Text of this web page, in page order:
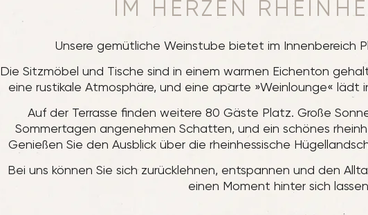
IM HERZEN
Unsere gemütliche Weinstube bietet im Innenbereich
Die Sitzmöbel und Tische sind in einem warmen Eichenton
eine rustikale Atmosphäre, und eine aparte »Weinlounge« lädt
Auf der Terrasse finden weitere 80 Gäste Platz. Große
Sommertagen angenehmen Schatten, und ein schönes
Genießen Sie den Ausblick über die rheinhessische
Bei uns können Sie sich zurücklehnen, entspannen und den
einen Moment hinter sich